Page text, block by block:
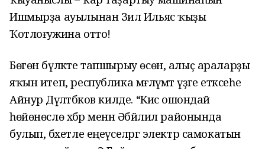
Ишмырҙа ауылынан Зилә Ильяс ҡыҙы
Ҡотлоғужина отто!
Бөгөн бүләкте тапшырыу өсөн, алыҫ араларҙы
яҡын итеп,республика мәғлүмәт үҙәге етәксеһе
Айнур Дәүләтбәков килде. “Кисә ошондай
һөйөнөслө хәбәр менән Әбйәлил районында
булып, бәхетле еңеүселәргә электр самокатын